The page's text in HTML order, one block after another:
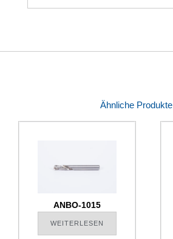
Ähnliche Produkte
ANBO-1015
WEITERLESEN